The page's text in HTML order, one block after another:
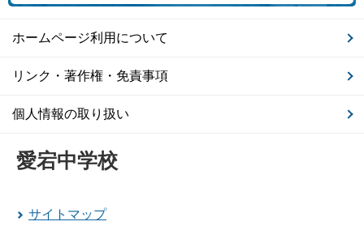
ホームページ利用について
リンク・著作権・免責事項
個人情報の取り扱い
愛宕中学校
サイトマップ